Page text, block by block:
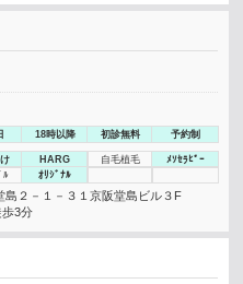
18時以降 初診無料 予約制
HARG 自毛植毛
ﾒｿｾﾗﾋﾟｰ
ﾙ ｵﾘｼﾞﾅﾙ
島２－１－３１京阪堂島ビル３F
3分